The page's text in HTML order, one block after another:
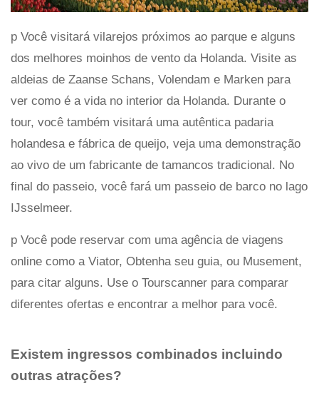
p Você visitará vilarejos próximos ao parque e alguns
dos melhores moinhos de vento da Holanda. Visite as
aldeias de Zaanse Schans, Volendam e Marken para
ver como é a vida no interior da Holanda. Durante o
tour, você também visitará uma autêntica padaria
holandesa e fábrica de queijo, veja uma demonstração
ao vivo de um fabricante de tamancos tradicional. No
final do passeio, você fará um passeio de barco no lago
IJsselmeer.
p Você pode reservar com uma agência de viagens
online como a Viator, Obtenha seu guia, ou Musement,
para citar alguns. Use o Tourscanner para comparar
diferentes ofertas e encontrar a melhor para você.
Existem ingressos combinados incluindo
outras atrações?